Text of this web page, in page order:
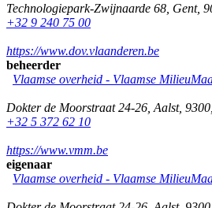
Technologiepark-Zwijnaarde 68 Gent,
+32 9 240 75 00
https://www.dov.vlaanderen.be
beheerder
Vlaamse overheid - Vlaamse
Dokter de Moorstraat 24-26 Aalst, 9300
+32 5 372 62 10
https://www.vmm.be
eigenaar
Vlaamse overheid - Vlaamse